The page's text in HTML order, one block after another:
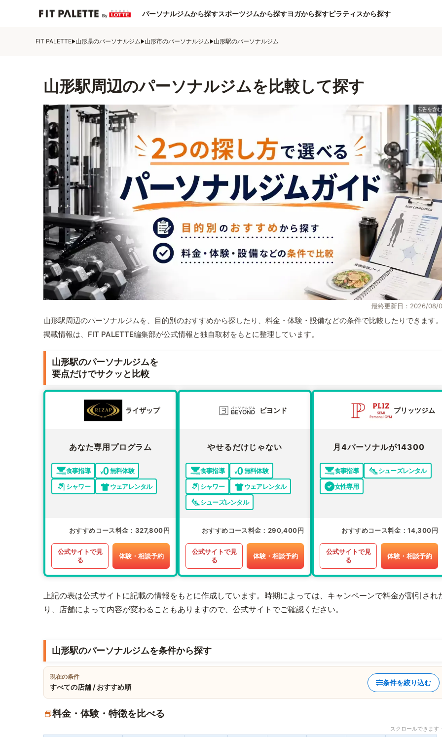
パーソナルジムから探すスポーツジムから探すヨガから探すピラティスから探す
FIT PALETTE 山形県のパーソナルジム 山形市のパーソナルジム 山形駅のパーソナルジム
山形駅周辺のパーソナルジムを比較して探す
最終更新日：2026/08/
山形駅周辺のパーソナルジムを、目的別のおすすめから探したり、料金・体験・設備などの条件で比較したりできます
掲載情報は、FIT PALETTE編集部が公式情報と独自取材をもとに整理しています。
山形駅のパーソナルジムを
要点だけでサクッと比較
ライザップ
あなた専用プログラム
食事指導
無料体験
シャワー
ウェアレンタル
おすすめコース料金 327,800円
公式サイトで見
る
体験・相談予約
ビヨンド
やせるだけじゃない
食事指導
無料体験
シャワー
ウェアレンタル
シューズレンタル
おすすめコース料金 290,400円
公式サイトで見
る
体験・相談予約
プリッツジム
月4パーソナルが14300
食事指導
シューズレンタル
女性専用
おすすめコース料金 14,300円
公式サイトで見
る
体験・相談予約
上記の表は公式サイトに記載の情報をもとに作成しています。時期によっては、キャンペーンで料金が割引され
り、店舗によって内容が変わることもありますので、公式サイトでご確認ください。
山形駅のパーソナルジムを条件から探す
現在の条件
すべての店舗 / おすすめ順
条件を絞り込む
料金・体験・特徴を比べる
スクロールできま